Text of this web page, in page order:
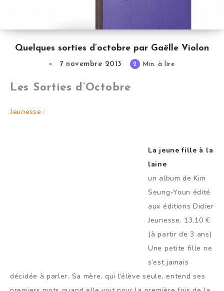
Quelques sorties d’octobre par Gaëlle Violon
7 novembre 2013 2 Min. à lire
Les Sorties d’Octobre
Jeunesse :
La jeune fille à la
laine
un album de Kim
Seung-Youn édité
aux éditions Didier
Jeunesse. 13,10 €
(à partir de 3 ans)
Une petite fille ne
s’est jamais
décidée à parler. Sa mère, qui l’élève seule, entend ses